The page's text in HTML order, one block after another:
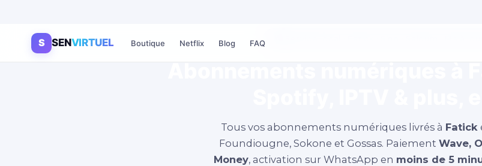
S SENVIRTUEL Boutique Netflix Blog FAQ
Tous vos abonnements numériques livrés à Fatick
Foundiougne, Sokone et Gossas. Paiement Wave,
Money, activation sur WhatsApp en moins de 5